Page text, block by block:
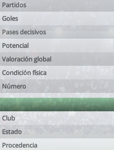
Partidos
Goles
Pases decisivos
Potencial
Valoración global
Condición física
Número
Club
Estado
Procedencia